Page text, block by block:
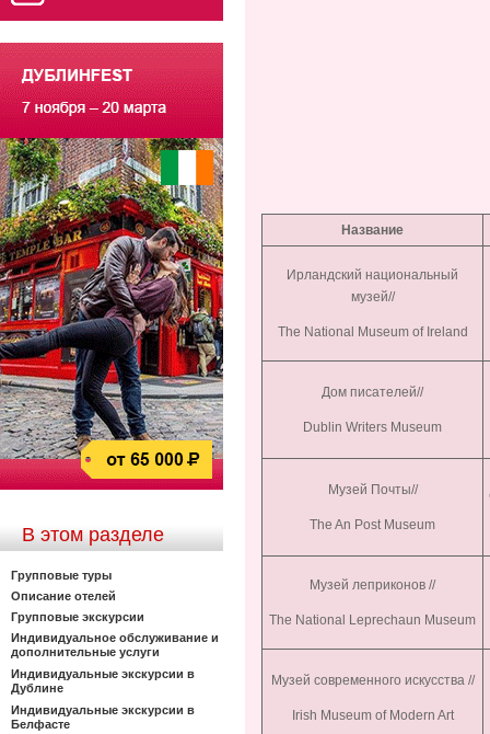
В этом разделе
Групповые туры
Описание отелей
Групповые экскурсии
Индивидуальное обслуживание и
дополнительные услуги
Индивидуальные экскурсии в
Дублине
Индивидуальные экскурсии в
Белфасте
Название
Ирландский национальный
музей//
The National Museum of Ireland
Дом писателей//
Dublin Writers Museum
Музей Почты//
The An Post Museum
Музей леприконов //
The National Leprechaun Museum
Музей современного искусства //
Irish Museum of Modern Art